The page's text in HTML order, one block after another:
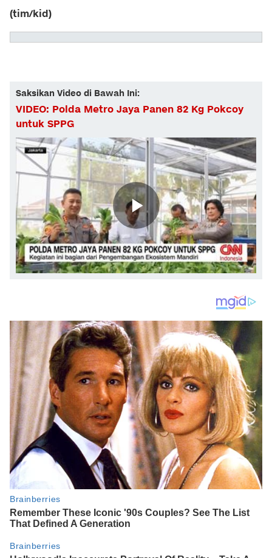
(tim/kid)
Saksikan Video di Bawah Ini:
VIDEO: Polda Metro Jaya Panen 82 Kg Pokcoy
untuk SPPG